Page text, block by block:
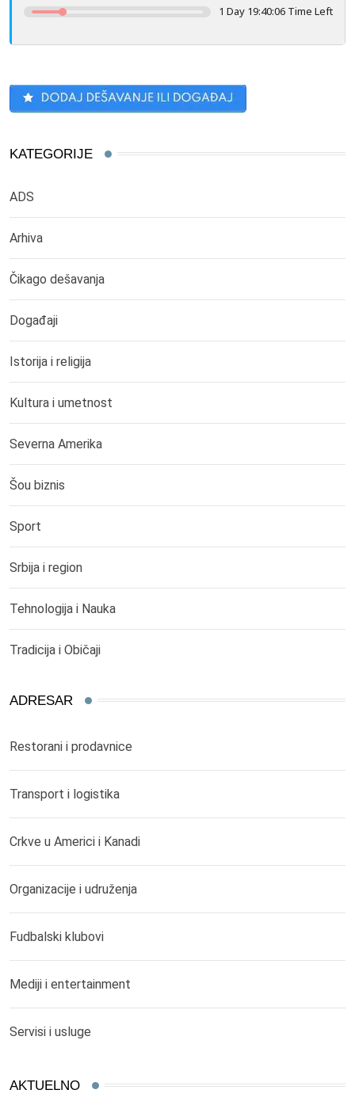
1 Day 19:40:05 Time Left
KATEGORIJE
ADS
Arhiva
Čikago dešavanja
Događaji
Istorija i religija
Kultura i umetnost
Severna Amerika
Šou biznis
Sport
Srbija i region
Tehnologija i Nauka
Tradicija i Običaji
ADRESAR
Restorani i prodavnice
Transport i logistika
Crkve u Americi i Kanadi
Organizacije i udruženja
Fudbalski klubovi
Mediji i entertainment
Servisi i usluge
AKTUELNO